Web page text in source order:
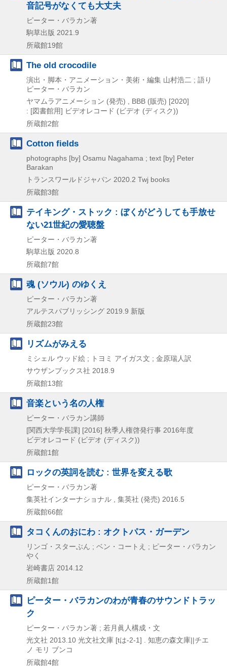
音記号がなくても大丈夫
ピーター・バラカン著
駒草出版 2021.9
所蔵館19館
The old crocodile
演出・脚本・アニメーション・美術・編集 山村浩二 ; 語り
ピーター・バラカン
ヤマムラアニメーション (発売) , BBB (販売) [2020]
: [図書館用] ビデオレコード (ビデオ (ディスク))
所蔵館2館
Cotton fields
photographs [by] Osamu Nagahama ; text [by] Peter
Barakan
トランスワールドジャパン 2020.2 Twj books
所蔵館3館
テイキング・ストック : ぼくがどうしても手放せ
ない21世紀の愛聴盤
ピーター・バラカン著
駒草出版 2020.8
所蔵館7館
魂 (ソウル) のゆくえ
ピーター・バラカン著
アルテスパブリッシング 2019.9 新版
所蔵館23館
リズムがみえる
ミシェル ウッド絵 ; トヨミ アイガス文 ; 金原瑞人訳
サウザンブックス社 2018.9
所蔵館13館
音楽という名の人権
ピーター・バラカン講師
[関西大学学長課] [2016] 秋季人権啓発行事 2016年度
ビデオレコード (ビデオ (ディスク))
所蔵館1館
ロックの英詞を読む : 世界を変える歌
ピーター・バラカン著
集英社インターナショナル , 集英社 (発売) 2016.5
所蔵館66館
タコくんのおにわ : オクトパス・ガーデン
リンゴ・スターぶん ; ベン・コートえ ; ピーター・バラカン
やく
岩崎書店 2014.12
所蔵館1館
ピーター・バラカンのわが青春のサウンドトラッ
ク
ピーター・バラカン著 ; 若月眞人構成・文
光文社 2013.10 光文社文庫 [tは-2-1] . 知恵の森文庫||チエ
ノ モリ ブンコ
所蔵館4館